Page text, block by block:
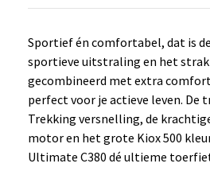
Sportief én comfortabel, dat is
sportieve uitstraling en het
gecombineerd met extra
perfect voor je actieve leven. De
Trekking versnelling, de
motor en het grote Kiox 500
Ultimate C380 dé ultieme